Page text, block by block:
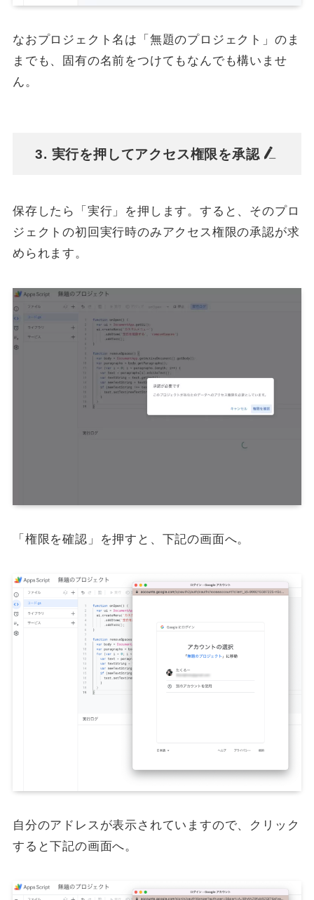
なおプロジェクト名は「無題のプロジェクト」のま
までも、固有の名前をつけてもなんでも構いませ
ん。
3. 実行を押してアクセス権限を承認
保存したら「実行」を押します。すると、そのプロ
ジェクトの初回実行時のみアクセス権限の承認が求
められます。
「権限を確認」を押すと、下記の画面へ。
自分のアドレスが表示されていますので、クリック
すると下記の画面へ。